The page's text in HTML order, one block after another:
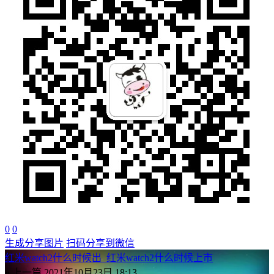
0 0
生成分享图片 扫码分享到微信
红米watch2什么时候出_红米watch2什么时候上市